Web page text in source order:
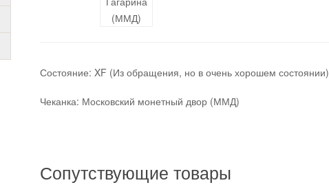
Состояние: XF (Из обращения, но в очень хорошем состоянии)
Чеканка: Московский монетный двор (ММД)
Сопутствующие товары